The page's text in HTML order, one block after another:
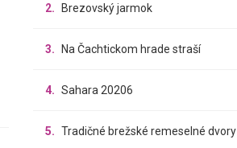
2. Brezovský jarmok
3. Na Čachtickom hrade straší
4. Sahara 20206
5. Tradičné brežské remeselné dvory